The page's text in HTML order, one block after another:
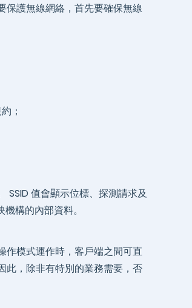
保護無線網絡，首先要確保無線
；
SSID 值會顯示位標、探測請求及
構的內部資料。
作模式運作時，客戶端之間可直
此，除非有特別的業務需要，否